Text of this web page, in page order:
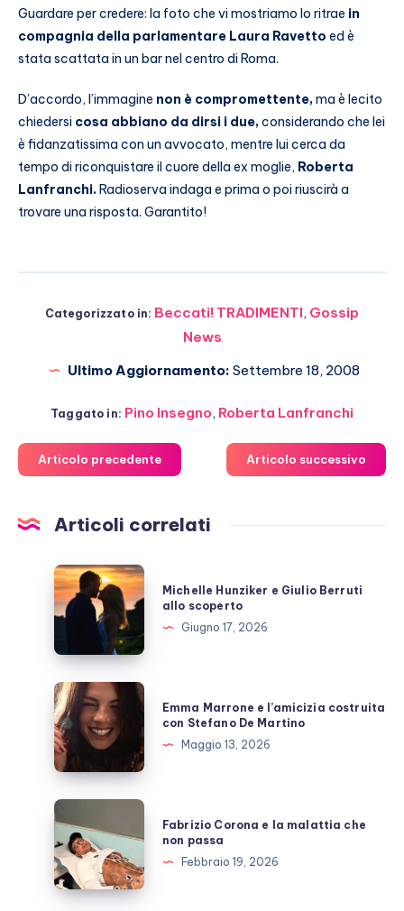
Guardare per credere: la foto che vi mostriamo lo ritrae in
compagnia della parlamentare Laura Ravetto ed è
stata scattata in un bar nel centro di Roma.
D’accordo, l’immagine non è compromettente,ma è lecito
chiedersi cosa abbiano da dirsi i due,considerando che lei
è fidanzatissima con un avvocato, mentre lui cerca da
tempo di riconquistare il cuore della ex moglie, Roberta
Lanfranchi. Radioserva indaga e prima o poi riuscirà a
trovare una risposta. Garantito!
Categorizzato in: Beccati! TRADIMENTI, Gossip
News
Ultimo Aggiornamento: Settembre 18, 2008
Taggato in: Pino Insegno, Roberta Lanfranchi
Articolo precedente Articolo successivo
Articoli correlati
Michelle
Hunziker
e
Berruti
allo
scoperto
Michelle Hunziker e Giulio Berruti
allo scoperto
Giugno 17, 2026
Emma
Marrone
e
l’amicizia
costruita
con
Stefano
De
Martino
Emma Marrone e l’amicizia costruita
con Stefano De Martino
Maggio 13, 2026
Fabrizio
Corona
e
la
malattia
Fabrizio Corona e la malattia che
non passa
Febbraio 19, 2026